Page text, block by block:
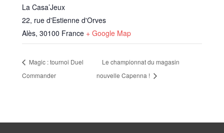
La Casa’Jeux
22, rue d'Estienne d'Orves
Alès, 30100 France + Google Map
Magic : tournoi Duel
Commander
Le championnat du magasin
nouvelle Capenna !